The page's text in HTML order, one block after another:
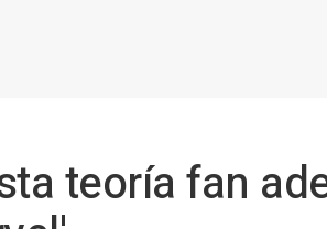
teoría fan